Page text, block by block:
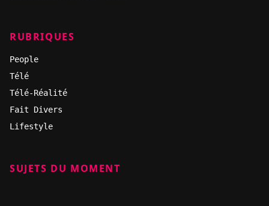
RUBRIQUES
People
Télé
Télé-Réalité
Fait Divers
Lifestyle
SUJETS DU MOMENT